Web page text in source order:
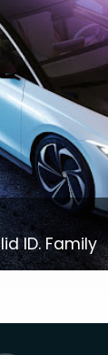
lid ID. Family